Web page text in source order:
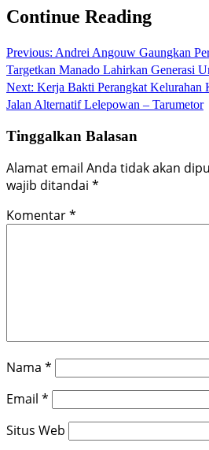
Continue Reading
Previous: Andrei Angouw Gaungkan
Targetkan Manado Lahirkan Generasi
Next: Kerja Bakti Perangkat Kelurahan
Jalan Alternatif Lelepowan – Tarumetor
Tinggalkan Balasan
Alamat email Anda tidak akan
wajib ditandai *
Komentar*
Nama *
Email *
Situs Web